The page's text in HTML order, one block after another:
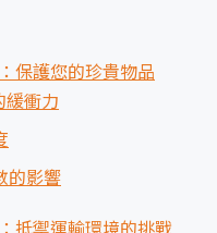
保護您的珍貴物品
緩衝力
的影響
抵禦運輸環境的挑戰